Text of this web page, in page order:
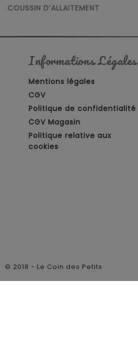
COUSSIN D’ALLAITEMENT
Informations Légales
Mentions légales
CGV
Politique de confidentialité
CGV Magasin
Politique relative aux
cookies
© 2018 - Le Coin des Petits